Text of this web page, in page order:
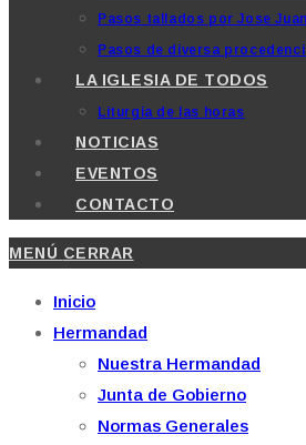
Pasos tallados por Jose
Pasos de diversa
LA IGLESIA DE TODOS
Liturgia de las horas
NOTICIAS
EVENTOS
CONTACTO
MENÚ CERRAR
Inicio
Hermandad
Nuestra Hermandad
Junta de Gobierno
Normas Generales